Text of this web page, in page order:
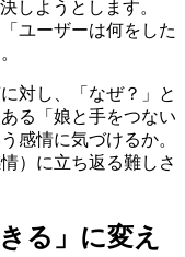
しようとします。
ユーザーは何をした
対し、「なぜ？」と
る「娘と手をつない
感情に気づけるか。
）に立ち返る難しさ
る」に変え